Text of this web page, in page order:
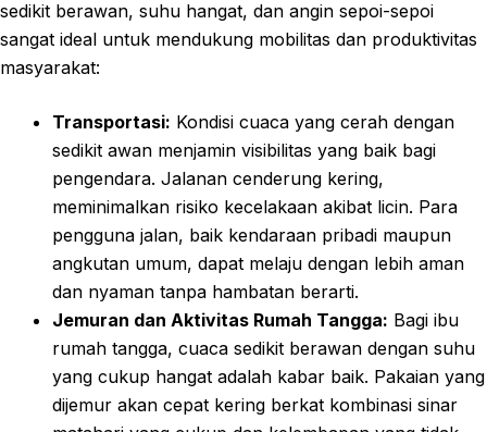
sedikit berawan, suhu hangat, dan angin sepoi-sepoi
sangat ideal untuk mendukung mobilitas dan produktivitas
masyarakat:
Transportasi: Kondisi cuaca yang cerah dengan
sedikit awan menjamin visibilitas yang baik bagi
pengendara. Jalanan cenderung kering,
meminimalkan risiko kecelakaan akibat licin. Para
pengguna jalan, baik kendaraan pribadi maupun
angkutan umum, dapat melaju dengan lebih aman
dan nyaman tanpa hambatan berarti.
Jemuran dan Aktivitas Rumah Tangga: Bagi ibu
rumah tangga, cuaca sedikit berawan dengan suhu
yang cukup hangat adalah kabar baik. Pakaian yang
dijemur akan cepat kering berkat kombinasi sinar